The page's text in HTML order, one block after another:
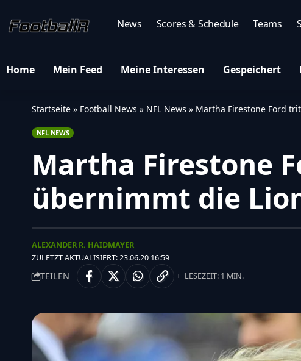
News Scores & Schedule Teams
Home Mein Feed Meine Interessen Gespeichert
Startseite » Football News » NFL News » Martha Firestone Ford
NFL NEWS
Martha Firestone
übernimmt die
ZULETZT AKTUALISIERT: 23.06.20 16:59
ALEXANDER R. HAIDMAYER
TEILEN LESEZEIT: 1 MIN.